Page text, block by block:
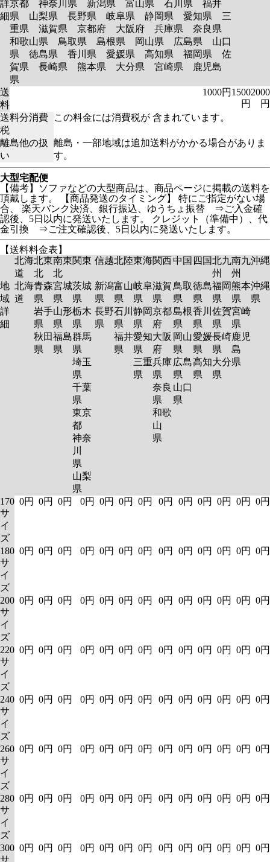
詳
細
京都 神奈川県 新潟県 富山県 石川県 福井
県 山梨県 長野県 岐阜県 静岡県 愛知県 三
重県 滋賀県 京都府 大阪府 兵庫県 奈良県
和歌山県 鳥取県 島根県 岡山県 広島県 山口
県 徳島県 香川県 愛媛県 高知県 福岡県 佐
賀県 長崎県 熊本県 大分県 宮崎県 鹿児島
県
送
料
1000円 1500
円
2000
円
送料分消費
税
この料金には消費税が 含まれています。
離島他の扱
い
離島・一部地域は追加送料がかかる場合がありま
す。
大型宅配便
【備考】ソファなどの大型商品は、商品ページに掲載の送料を
頂戴します。 【商品発送のタイミング】 特にご指定がない場
合、 楽天バンク決済、銀行振込、ゆうちょ振替 ⇒ご入金確
認後、5日以内に発送いたします。 クレジット（準備中）、代
金引換 ⇒ご注文確認後、5日以内に発送いたします。
【送料料金表】
北海
道
北東
北
南東
北
関東 信越北陸東海関西中国 四国北九
州
南九
州
沖縄
地
域
詳
細
北海
道
青森
県
岩手
県
秋田
県
宮城
県
山形
県
福島
県
茨城
県
栃木
県
群馬
県
埼玉
県
千葉
県
東京
都
神奈
川
県
山梨
県
新潟
県
長野
県
富山
県
石川
県
福井
県
岐阜
県
静岡
県
愛知
県
三重
県
滋賀
県
京都
府
大阪
府
兵庫
県
奈良
県
和歌
山
県
鳥取
県
島根
県
岡山
県
広島
県
山口
県
徳島
県
香川
県
愛媛
県
高知
県
福岡
県
佐賀
県
長崎
県
大分
県
熊本
県
宮崎
県
鹿児
島
県
沖縄
県
170
サ
イ
ズ
0円 0円 0円 0円 0円 0円 0円 0円 0円 0円 0円 0円 0円
180
サ
イ
ズ
0円 0円 0円 0円 0円 0円 0円 0円 0円 0円 0円 0円 0円
200
サ
イ
ズ
0円 0円 0円 0円 0円 0円 0円 0円 0円 0円 0円 0円 0円
220
サ
イ
ズ
0円 0円 0円 0円 0円 0円 0円 0円 0円 0円 0円 0円 0円
240
サ
イ
ズ
0円 0円 0円 0円 0円 0円 0円 0円 0円 0円 0円 0円 0円
260
サ
イ
ズ
0円 0円 0円 0円 0円 0円 0円 0円 0円 0円 0円 0円 0円
280
サ
イ
ズ
0円 0円 0円 0円 0円 0円 0円 0円 0円 0円 0円 0円 0円
300
サ
0円 0円 0円 0円 0円 0円 0円 0円 0円 0円 0円 0円 0円